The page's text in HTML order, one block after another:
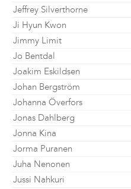
Jeffrey Silverthorne
Ji Hyun Kwon
Jimmy Limit
Jo Bentdal
Joakim Eskildsen
Johan Bergström
Johanna Överfors
Jonas Dahlberg
Jonna Kina
Jorma Puranen
Juha Nenonen
Jussi Nahkuri